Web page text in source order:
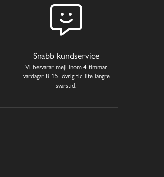
Snabb kundservice
Vi besvarar mejl inom 4 timmar
vardagar 8-15, övrig tid lite längre
svarstid.